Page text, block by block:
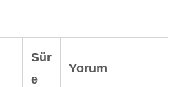
Sür
e
Yorum